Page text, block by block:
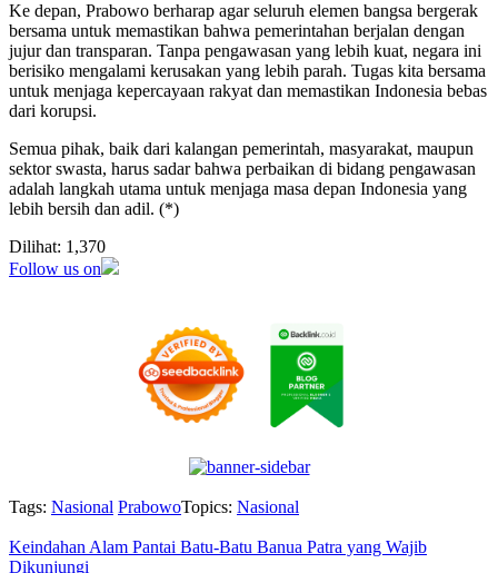
Ke depan, Prabowo berharap agar seluruh elemen bangsa bergerak
bersama untuk memastikan bahwa pemerintahan berjalan dengan
jujur dan transparan. Tanpa pengawasan yang lebih kuat, negara ini
berisiko mengalami kerusakan yang lebih parah. Tugas kita bersama
untuk menjaga kepercayaan rakyat dan memastikan Indonesia bebas
dari korupsi.
Semua pihak, baik dari kalangan pemerintah, masyarakat, maupun
sektor swasta, harus sadar bahwa perbaikan di bidang pengawasan
adalah langkah utama untuk menjaga masa depan Indonesia yang
lebih bersih dan adil. (*)
Dilihat: 1,370
Follow us on
Tags: Nasional PrabowoTopics: Nasional
Keindahan Alam Pantai Batu-Batu Banua Patra yang Wajib
Dikunjungi